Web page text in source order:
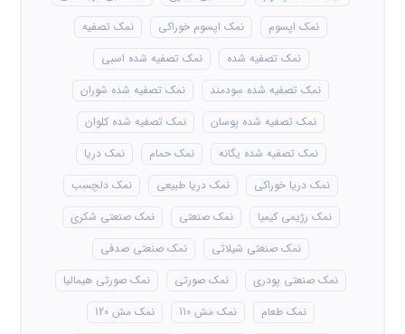
نمک اپسوم
نمک اپسوم خوراکی
نمک تصفیه
نمک تصفیه شده
نمک تصفیه شده اسبی
نمک تصفیه شده سودمند
نمک تصفیه شده شوران
نمک تصفیه شده پوسان
نمک تصفیه شده کلوان
نمک تصفیه شده یگانه
نمک حمام
نمک دریا
نمک دریا خوراکی
نمک دریا طبیعی
نمک دلچسب
نمک رژیمی کیمیا
نمک صنعتی
نمک صنعتی شکری
نمک صنعتی شیلاتی
نمک صنعتی صدفی
نمک صنعتی پودری
نمک صورتی
نمک صورتی هیمالیا
نمک طعام
نمک مش 110
نمک مش 120